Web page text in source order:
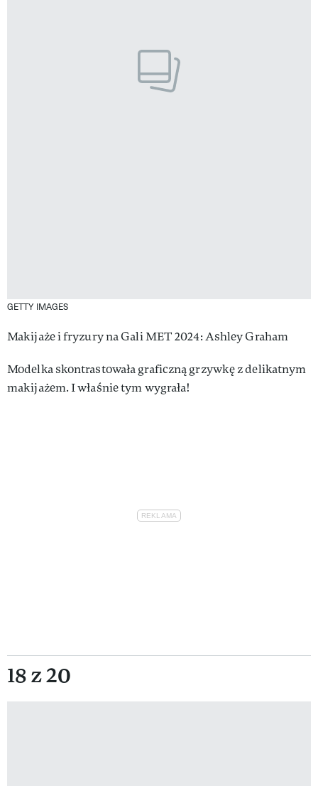
GETTY IMAGES
Makijaże i fryzury na Gali MET 2024: Ashley Graham
Modelka skontrastowała graficzną grzywkę z delikatnym
makijażem. I właśnie tym wygrała!
18 z 20